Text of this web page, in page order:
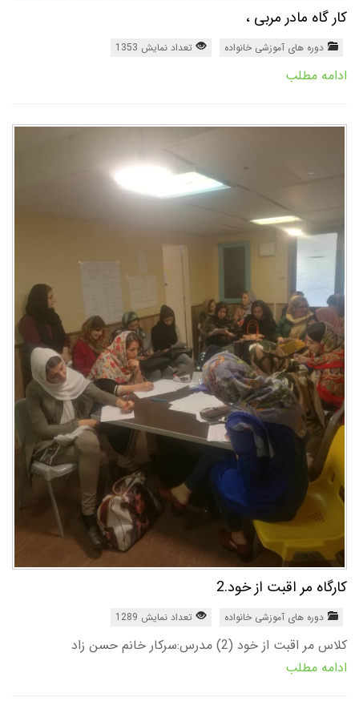
کار گاه مادر مربی ،
دوره های آموزشی خانواده تعداد نمایش 1353
ادامه مطلب
کارگاه مر اقبت از خود.2
دوره های آموزشی خانواده تعداد نمایش 1289
کلاس مر اقبت از خود (2) مدرس:سرکار خانم حسن زاد
ادامه مطلب